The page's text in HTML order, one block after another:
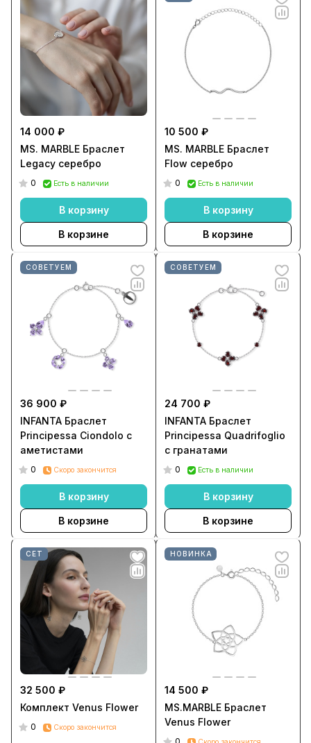
14 000 ₽
MS. MARBLE Браслет
Legacy серебро
0 Есть в наличии
В корзину
В корзине
10 500 ₽
MS. MARBLE Браслет
Flow серебро
0 Есть в наличии
В корзину
В корзине
СОВЕТУЕМ
36 900 ₽
INFANTA Браслет
Principessa Ciondolo с
аметистами
0 Скоро закончится
В корзину
В корзине
СОВЕТУЕМ
24 700 ₽
INFANTA Браслет
Principessa Quadrifoglio
с гранатами
0 Есть в наличии
В корзину
В корзине
СЕТ
32 500 ₽
Комплект Venus Flower
0 Скоро закончится
НОВИНКА
14 500 ₽
MS.MARBLE Браслет
Venus Flower